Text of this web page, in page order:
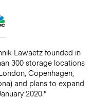
Lawaetz founded in
300 storage locations
Copenhagen,
and plans to expand
2020."